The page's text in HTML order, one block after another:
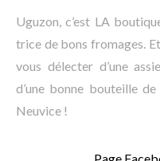
Uguzon, c’est LA
trice de bons fromages.
vous délecter d’une
d’une bonne bouteille
Neuvice !